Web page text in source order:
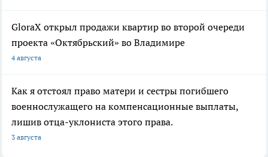
GloraX открыл продажи квартир во второй очереди
проекта «Октябрьский» во Владимире
4 августа
Как я отстоял право матери и сестры погибшего
военнослужащего на компенсационные выплаты,
лишив отца-уклониста этого права.
3 августа